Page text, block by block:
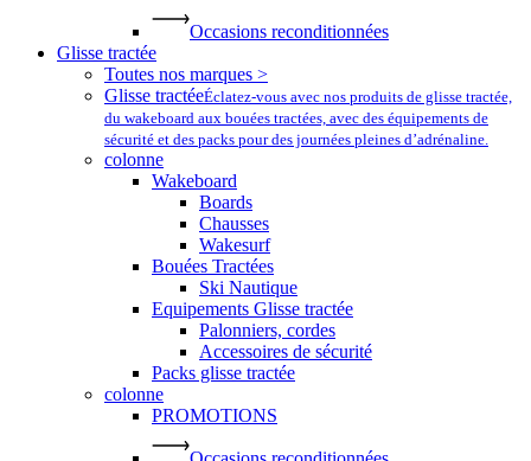
Occasions reconditionnées
Glisse tractée
Toutes nos marques >
Glisse tractéeÉclatez-vous avec nos produits de glisse tractée,
du wakeboard aux bouées tractées, avec des équipements de
sécurité et des packs pour des journées pleines d’adrénaline.
colonne
Wakeboard
Boards
Chausses
Wakesurf
Bouées Tractées
Ski Nautique
Equipements Glisse tractée
Palonniers, cordes
Accessoires de sécurité
Packs glisse tractée
colonne
PROMOTIONS